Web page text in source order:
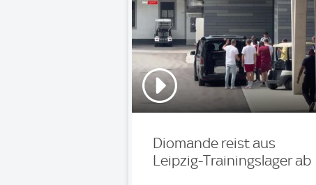
Diomande reist aus
Leipzig-Trainingslager ab